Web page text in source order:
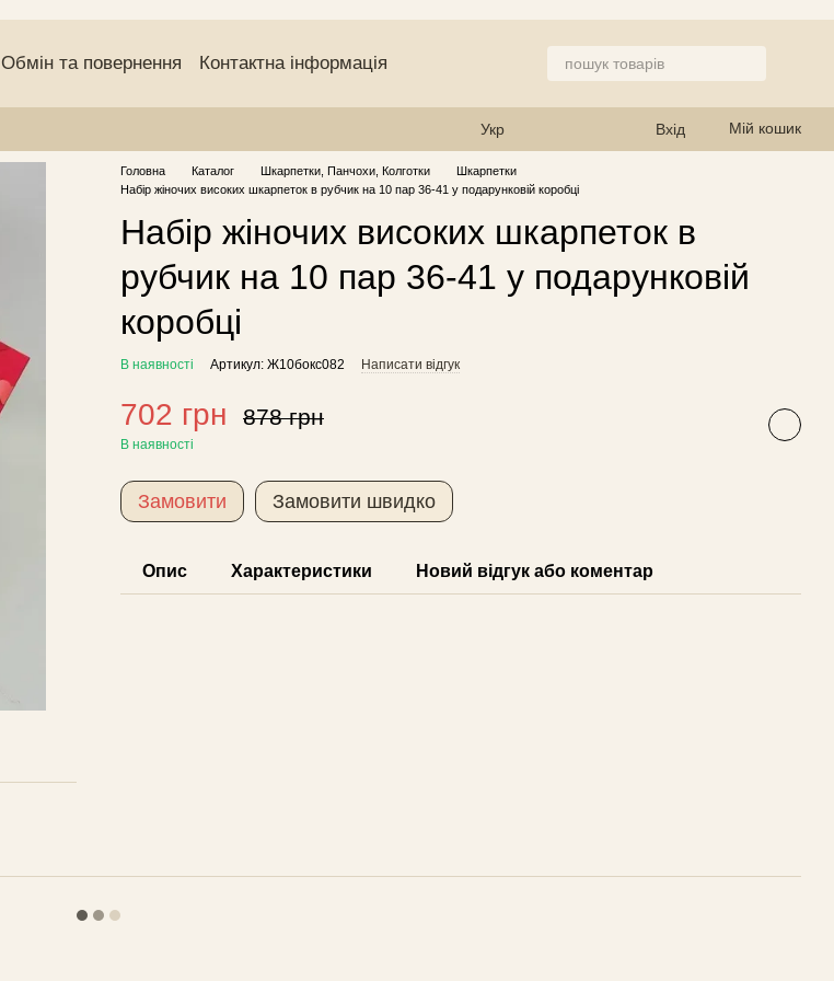
Обмін та повернення
Контактна інформація
Укр Вхід Мій кошик
Головна Каталог Шкарпетки, Панчохи, Колготки
Шкарпетки
Набір жіночих високих шкарпеток в рубчик на 10 пар 36-41 у подарунковій коробці
Набір жіночих високих шкарпеток в
рубчик на 10 пар 36-41 у подарунковій
коробці
В наявності Артикул: Ж10бокс082 Написати відгук
702 грн 878 грн
В наявності
Замовити Замовити швидко
Опис Характеристики Новий відгук або коментар